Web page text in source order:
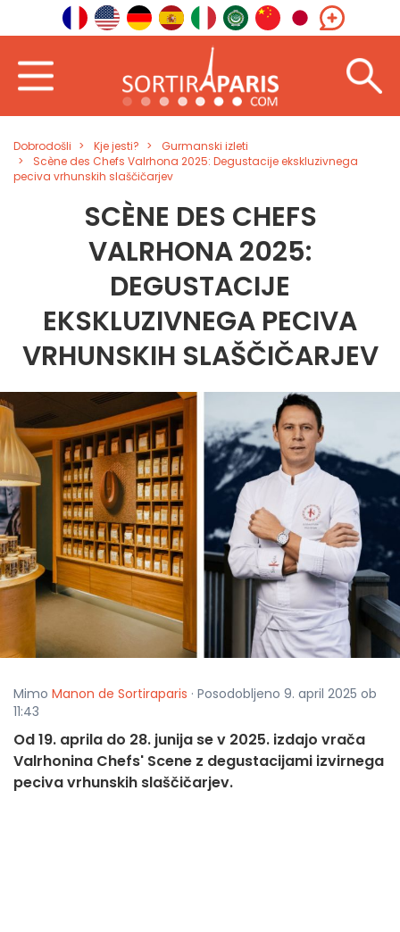
Dobrodošli Kje jesti?
Gurmanski izleti
Scène des Chefs Valrhona 2025: Degustacije ekskluzivnega
peciva vrhunskih slaščičarjev
SCÈNE DES CHEFS
VALRHONA 2025:
DEGUSTACIJE
EKSKLUZIVNEGA PECIVA
VRHUNSKIH SLAŠČIČARJEV
Mimo Manon de Sortiraparis · Posodobljeno 9. april 2025 ob
11:43
Od 19. aprila do 28. junija se v 2025. izdajo vrača
Valrhonina Chefs' Scene z degustacijami izvirnega
peciva vrhunskih slaščičarjev.